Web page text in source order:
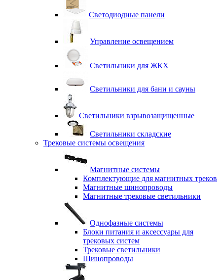
Светодиодные панели
Управление освещением
Светильники для ЖКХ
Светильники для бани и сауны
Светильники взрывозащищенные
Светильники складские
Трековые системы освещения
Магнитные системы
Комплектующие для магнитных треков
Магнитные шинопроводы
Магнитные трековые светильники
Однофазные системы
Блоки питания и аксессуары для
трековых систем
Трековые светильники
Шинопроводы